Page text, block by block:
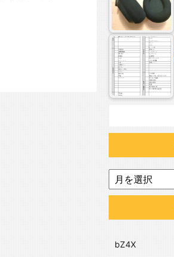
bZ4X